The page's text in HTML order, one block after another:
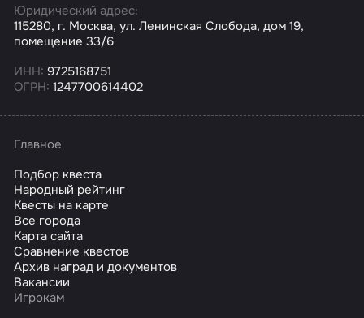
Юридический адрес:
115280, г. Москва, ул. Ленинская Слобода, дом 19,
помещение 33/6
ИНН: 9725168751
ОГРН: 1247700614402
Главное
Подбор квеста
Народный рейтинг
Квесты на карте
Все города
Карта сайта
Сравнение квестов
Архив наград и документов
Вакансии
Игрокам